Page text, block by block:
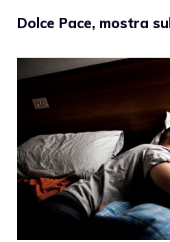
Dolce Pace, mostra